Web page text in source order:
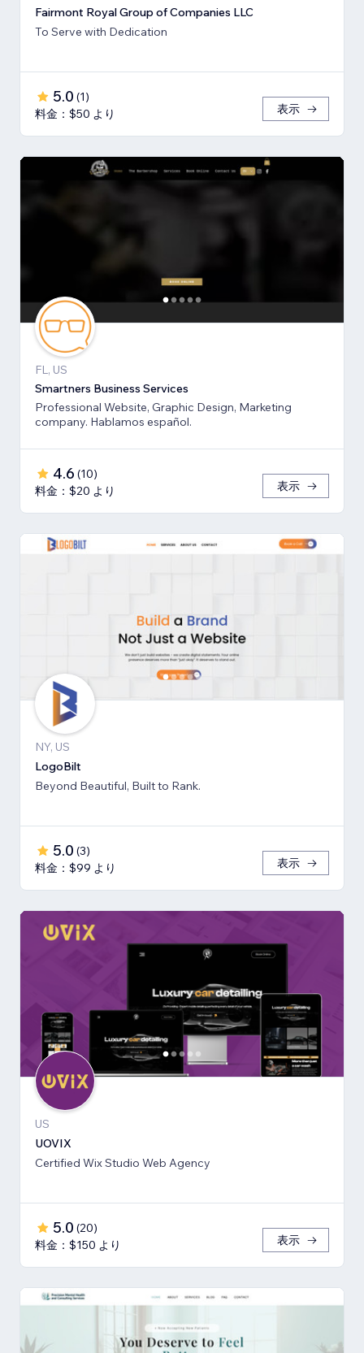
Fairmont Royal Group of Companies LLC
To Serve with Dedication
5.0 (1)
料金：$50 より
表示
FL, US
Smartners Business Services
Professional Website, Graphic Design, Marketing
company. Hablamos español.
4.6 (10)
料金：$20 より
表示
NY, US
LogoBilt
Beyond Beautiful, Built to Rank.
5.0 (3)
料金：$99 より
表示
US
UOVIX
Certified Wix Studio Web Agency
5.0 (20)
料金：$150 より
表示